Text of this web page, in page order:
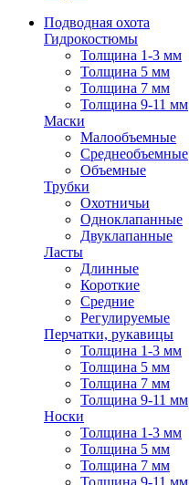
Подводная охота
Гидрокостюмы
Толщина 1-3 мм
Толщина 5 мм
Толщина 7 мм
Толщина 9-11 мм
Маски
Малообъемные
Среднеобъемные
Объемные
Трубки
Охотничьи
Одноклапанные
Двуклапанные
Ласты
Длинные
Короткие
Средние
Регулируемые
Перчатки, рукавицы
Толщина 1-3 мм
Толщина 5 мм
Толщина 7 мм
Толщина 9-11 мм
Носки
Толщина 1-3 мм
Толщина 5 мм
Толщина 7 мм
Толщина 9-11 мм